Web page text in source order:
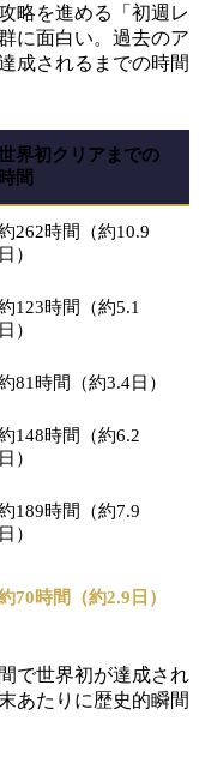
略を進める「初週レ
に面白い。過去のア
成されるまでの時間
界初クリアまでの
時間
262時間（約10.9
日）
123時間（約5.1
日）
81時間（約3.4日）
148時間（約6.2
日）
189時間（約7.9
日）
70時間（約2.9日）
で世界初が達成され
あたりに歴史的瞬間